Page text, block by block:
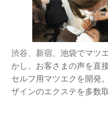
渋谷、新宿、池袋でマツ
かし、お客さまの声を直
セルフ用マツエクを開発
ザインのエクステを多数